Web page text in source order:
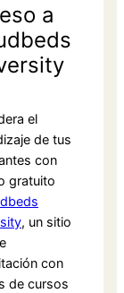
a
el
de tus
con
gratuito
, un sitio
con
de cursos